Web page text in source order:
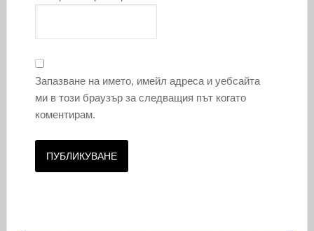
Запазване на името, имейл адреса и уебсайта
ми в този браузър за следващия път когато
коментирам.